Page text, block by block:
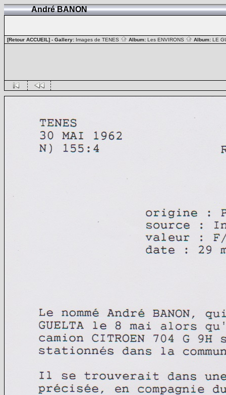
André BANON
[Retour ACCUEIL] - Gallery: Images de TENES Album: Les ENVIRONS Album: LE